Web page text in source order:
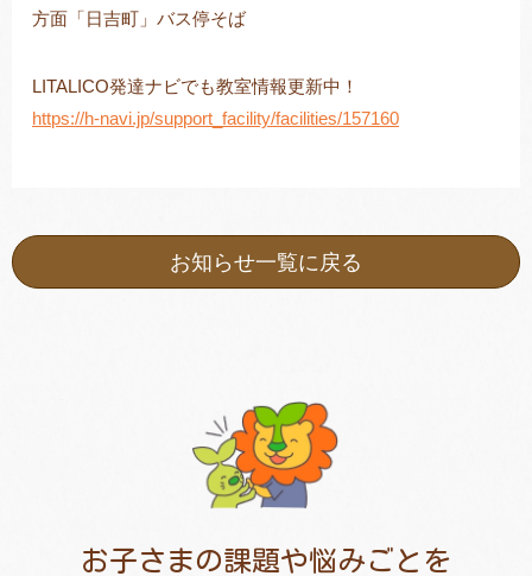
方面「日吉町」バス停そば
LITALICO発達ナビでも教室情報更新中！
https://h-navi.jp/support_facility/facilities/157160
お知らせ一覧に戻る
お子さまの課題や悩みごとを